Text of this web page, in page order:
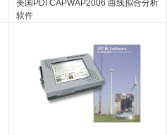
美国PDI CAPWAP2006 曲线拟合分析
软件